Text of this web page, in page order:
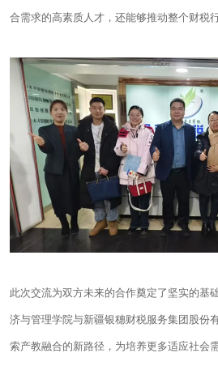
合需求的高素质人才，还能够推动整个财税
此次交流为双方未来的合作奠定了坚实的基
济与管理学院与新疆银穗财税服务集团股份
索产教融合的新路径，为培养更多适应社会